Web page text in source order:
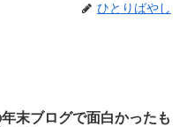
ひとりばやし
末ブログで面白かったも